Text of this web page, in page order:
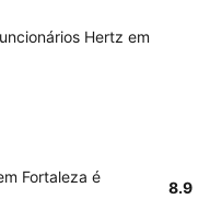
Hertz em
Fortaleza é
8.9